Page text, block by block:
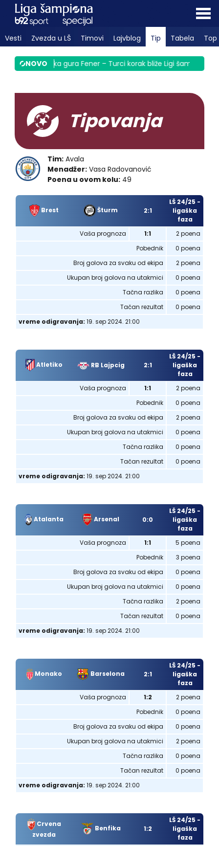
Vesti Zvezda u LŠ Timovi Lajvblog Tip Tabela Top
NOVO
Taliska gura Fener – Turci korak bliže Ligi šampiona
Tipovanja
Tim: Avala
Menadžer: Vasa Radovanović
Poena u ovom kolu: 49
Brest Šturm 2:1
LŠ 24/25 -
ligaška
faza
Vaša prognoza
1:1
2 poena
Pobednik
0 poena
Broj golova za svaku od ekipa
2 poena
Ukupan broj golova na utakmici
0 poena
Tačna razlika
0 poena
Tačan rezultat
0 poena
vreme odigravanja: 19. sep 2024. 21:00
Atletiko RB Lajpcig 2:1
LŠ 24/25 -
ligaška
faza
Vaša prognoza
1:1
2 poena
Pobednik
0 poena
Broj golova za svaku od ekipa
2 poena
Ukupan broj golova na utakmici
0 poena
Tačna razlika
0 poena
Tačan rezultat
0 poena
vreme odigravanja: 19. sep 2024. 21:00
Atalanta Arsenal 0:0
LŠ 24/25 -
ligaška
faza
Vaša prognoza
1:1
5 poena
Pobednik
3 poena
Broj golova za svaku od ekipa
0 poena
Ukupan broj golova na utakmici
0 poena
Tačna razlika
2 poena
Tačan rezultat
0 poena
vreme odigravanja: 19. sep 2024. 21:00
Monako Barselona 2:1
LŠ 24/25 -
ligaška
faza
Vaša prognoza
1:2
2 poena
Pobednik
0 poena
Broj golova za svaku od ekipa
0 poena
Ukupan broj golova na utakmici
2 poena
Tačna razlika
0 poena
Tačan rezultat
0 poena
vreme odigravanja: 19. sep 2024. 21:00
Crvena
zvezda
Benfika 1:2
LŠ 24/25 -
ligaška
faza